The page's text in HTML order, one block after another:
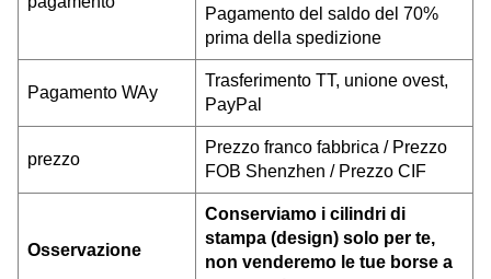
Pagamento del saldo del 70%
prima della spedizione
Pagamento WAy
Trasferimento TT, unione ovest,
PayPal
prezzo
Prezzo franco fabbrica / Prezzo
FOB Shenzhen / Prezzo CIF
Osservazione
Conserviamo i cilindri di
stampa (design) solo per te,
non venderemo le tue borse a